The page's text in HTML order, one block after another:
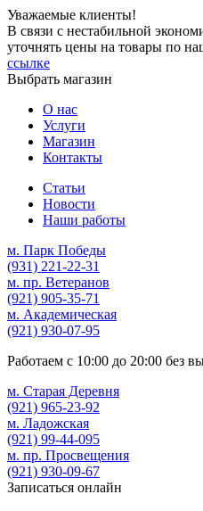
Уважаемые клиенты!
В связи с нестабильной
уточнять цены на товары по
ссылке
Выбрать магазин
О нас
Услуги
Магазин
Контакты
Статьи
Новости
Наши работы
м. Парк Победы
(931) 221-22-31
м. пр. Ветеранов
(921) 905-35-71
м. Академическая
(921) 930-07-95
Работаем с 10:00 до 20:00 без
м. Старая Деревня
(921) 965-23-92
м. Ладожская
(921) 99-44-095
м. пр. Просвещения
(921) 930-09-67
Записаться онлайн